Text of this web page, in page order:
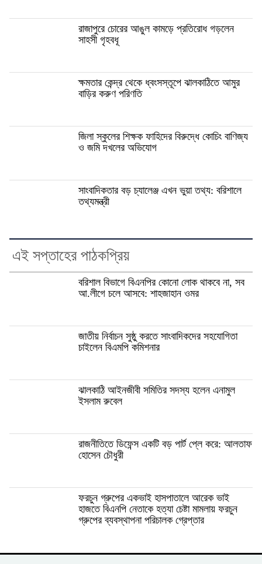
রাজাপুরে চোরের আঙুল কামড়ে প্রতিরোধ গড়লেন
সাহসী গৃহবধূ
ক্ষমতার কেন্দ্র থেকে ধ্বংসস্তূপে ঝালকাঠিতে আমুর
বাড়ির করুণ পরিণতি
জিলা স্কুলের শিক্ষক ফাহিদের বিরুদ্ধে কোচিং বাণিজ্য
ও জমি দখলের অভিযোগ
সাংবাদিকতার বড় চ্যালেঞ্জ এখন ভুয়া তথ্য: বরিশালে
তথ্যমন্ত্রী
এই সপ্তাহের পাঠকপ্রিয়
বরিশাল বিভাগে বিএনপির কোনো লোক থাকবে না, সব
আ.লীগে চলে আসবে: শাহজাহান ওমর
জাতীয় নির্বাচন সুষ্ঠু করতে সাংবাদিকদের সহযোগিতা
চাইলেন বিএমপি কমিশনার
ঝালকাঠি আইনজীবী সমিতির সদস্য হলেন এনামুল
ইসলাম রুবেল
রাজনীতিতে ডিফেন্স একটি বড় পার্ট প্লে করে: আলতাফ
হোসেন চৌধুরী
ফরচুন গ্রুপের একভাই হাসপাতালে আরেক ভাই
হাজতে বিএনপি নেতাকে হত্যা চেষ্টা মামলায় ফরচুন
গ্রুপের ব্যবস্থাপনা পরিচালক গ্রেপ্তার